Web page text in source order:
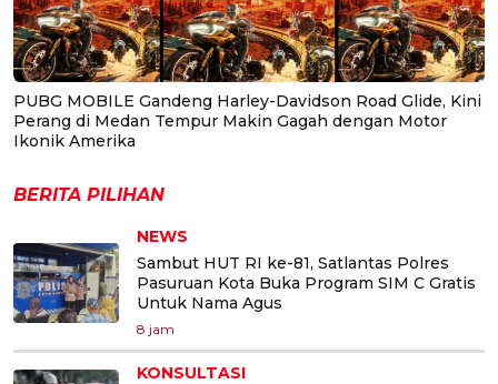
PUBG MOBILE Gandeng Harley-Davidson Road Glide, Kini
Perang di Medan Tempur Makin Gagah dengan Motor
Ikonik Amerika
BERITA PILIHAN
NEWS
Sambut HUT RI ke-81, Satlantas Polres
Pasuruan Kota Buka Program SIM C Gratis
Untuk Nama Agus
8 jam
KONSULTASI